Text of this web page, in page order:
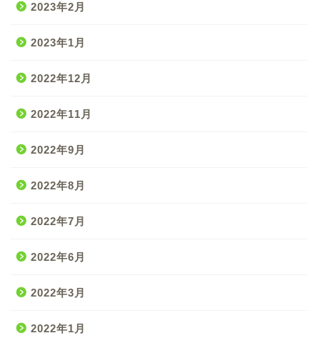
2023年2月
2023年1月
2022年12月
2022年11月
2022年9月
2022年8月
2022年7月
2022年6月
2022年3月
2022年1月